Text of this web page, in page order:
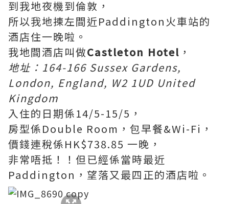
到我地夜機到倫敦，
所以我地揀左間近Paddington火車站的
酒店住一晚啦。
我地間酒店叫做Castleton Hotel ，
地址：164-166 Sussex Gardens,
London, England, W2 1UD United
Kingdom
入住的日期係14/5-15/5，
房型係Double Room，包早餐&Wi-Fi，
價錢連稅係HK$738.85 一晚，
非常唔抵！！但已經係當時最近
Paddington，望落又最四正的酒店啦。